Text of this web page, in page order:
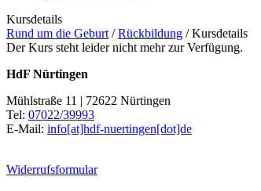
Kursdetails
Rund um die Geburt /Rückbildung /Kursdetails
Der Kurs steht leider nicht mehr zur Verfügung.
HdF Nürtingen
Mühlstraße 11 | 72622 Nürtingen
Tel: 07022/39993
E-Mail: info[at]hdf-nuertingen[dot]de
Widerrufsformular